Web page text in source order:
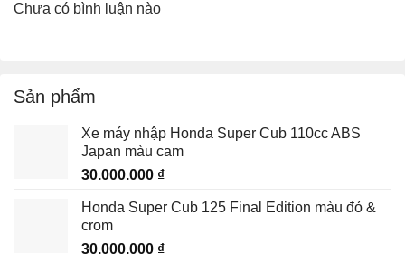
Chưa có bình luận nào
Sản phẩm
Xe máy nhập Honda Super Cub 110cc ABS
Japan màu cam
30.000.000 ₫
Honda Super Cub 125 Final Edition màu đỏ &
crom
30.000.000 ₫